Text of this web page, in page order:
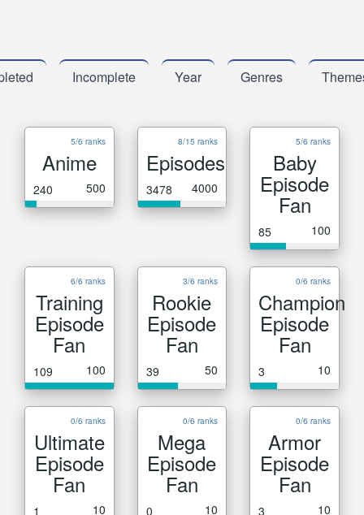
Incomplete Year Genres
5/6 ranks
Anime
240 500
8/15 ranks
Episodes
3478 4000
5/6 ranks
Baby
Episode
Fan
85 100
6/6 ranks
Training
Episode
Fan
109 100
3/6 ranks
Rookie
Episode
Fan
39 50
0/6 ranks
Champion
Episode
Fan
3 10
0/6 ranks
Ultimate
Episode
Fan
1 10
0/6 ranks
Mega
Episode
Fan
0 10
0/6 ranks
Armor
Episode
Fan
3 10